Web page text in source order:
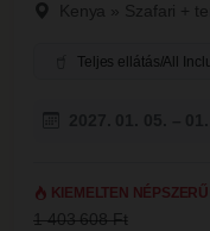
Kenya » Szafari +
Teljes ellátás/All
KIEMELTEN
1 403 608 Ft